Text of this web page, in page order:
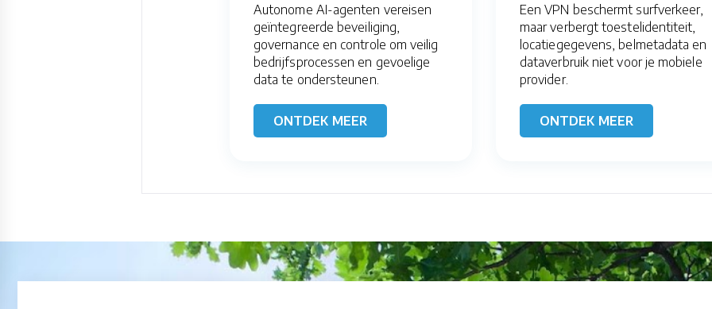
Autonome AI-agenten vereisen
geïntegreerde beveiliging,
governance en controle om veilig
bedrijfsprocessen en gevoelige
data te ondersteunen.
ONTDEK MEER
Een VPN beschermt surfverkeer,
maar verbergt toestelidentiteit,
locatiegegevens, belmetadata en
dataverbruik niet voor je mobiele
provider.
ONTDEK MEER